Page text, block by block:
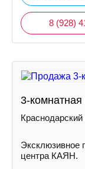
8 (928)
3-
Эксклюзивное
центра КАЯН.